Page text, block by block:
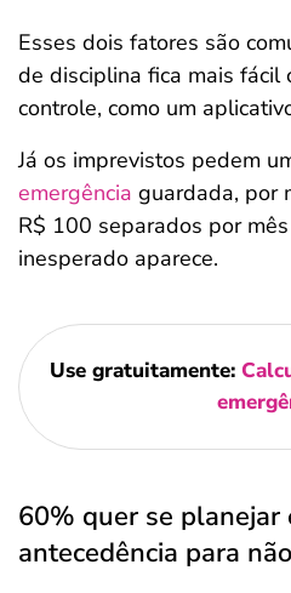
Esses dois fatores são
de disciplina fica mais fácil
controle, como um
Já os imprevistos pedem
emergência guardada, por
R$ 100 separados por
inesperado aparece.
Use gratuitamente:
60% quer se planejar
antecedência para